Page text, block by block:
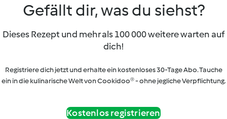
Gefällt dir, was du siehst?
Dieses Rezept und mehr als 100 000 weitere warten auf
dich!
Registriere dich jetzt und erhalte ein kostenloses 30-Tage Abo. Tauche
ein in die kulinarische Welt von Cookidoo® - ohne jegliche Verpflichtung.
Kostenlos registrieren